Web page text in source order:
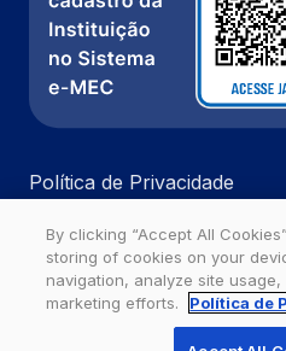
Política de Privacidade
Ouvidoria
Estácio - Todos os direitos
By clicking “Accept All
storing of cookies on your
navigation, analyze site
marketing efforts.
Política de